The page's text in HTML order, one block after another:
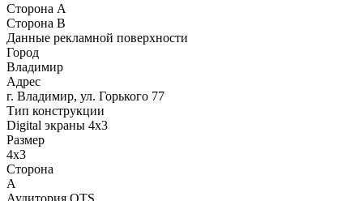
Сторона A
Сторона B
Данные рекламной поверхности
Город
Владимир
Адрес
г. Владимир, ул. Горького 77
Тип конструкции
Digital экраны 4х3
Размер
4х3
Сторона
А
Аудитория OTS